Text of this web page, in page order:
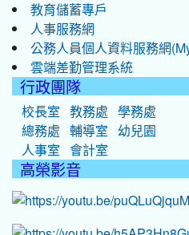
教育儲蓄專戶
人事服務網
公務人員個人資料服務網
雲端差勤管理系統
行政團隊
校長室 教務處
學務處
總務處
輔導室
幼兒園
人事室
會計室
高榮影音